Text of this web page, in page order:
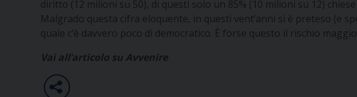
diritto (12 milioni su 50), di questi solo un 85% (10 milioni su 12)
Malgrado questa cifra eloquente, in questi vent’anni si è preteso (e
quale c’è davvero poco di democratico. È forse questo il rischio
Vai all’articolo su Avvenire